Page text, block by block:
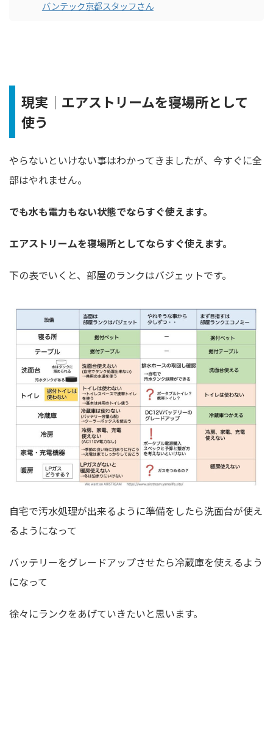
バンテック京都スタッフさん
現実｜エアストリームを寝場所として
使う
やらないといけない事はわかってきましたが、今すぐに全
部はやれません。
でも水も電力もない状態でならすぐ使えます。
エアストリームを寝場所としてならすぐ使えます。
下の表でいくと、部屋のランクはバジェットです。
自宅で汚水処理が出来るように準備をしたら洗面台が使え
るようになって
バッテリーをグレードアップさせたら冷蔵庫を使えるよう
になって
徐々にランクをあげていきたいと思います。